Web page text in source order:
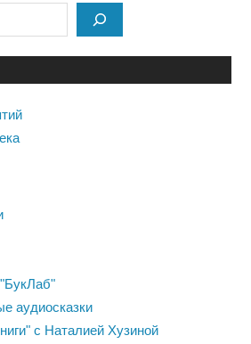
аудиосказки
с Наталией Хузиной